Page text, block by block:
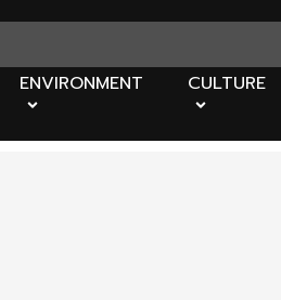
ENVIRONMENT CULTURE